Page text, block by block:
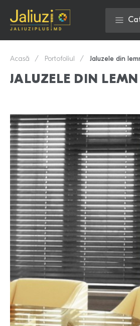
Acasă Portofoliul Jaluzele din
JALUZELE DIN LEMN